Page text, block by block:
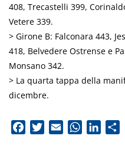
408, Trecastelli 399,
Vetere 339.
> Girone B: Falconara 443,
418, Belvedere Ostrense e
Monsano 342.
> La quarta tappa della
dicembre.
FacebookTwitterEmail WhatsApp